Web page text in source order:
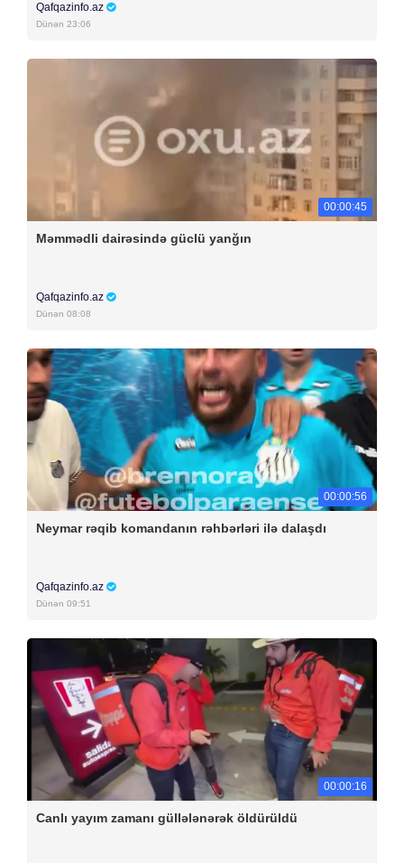
Qafqazinfo.az
Dünən 23:06
00:00:45
Məmmədli dairəsində güclü yanğın
Qafqazinfo.az
Dünən 08:08
00:00:56
Neymar rəqib komandanın rəhbərləri ilə dalaşdı
Qafqazinfo.az
Dünən 09:51
00:00:16
Canlı yayım zamanı güllələnərək öldürüldü